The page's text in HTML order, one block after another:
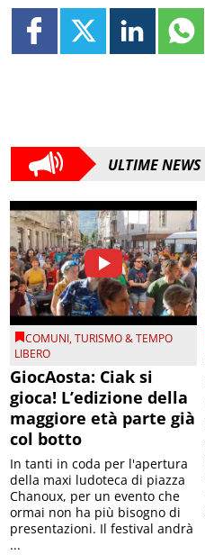
ULTIME NEWS
COMUNI,TURISMO & TEMPO
LIBERO
GiocAosta: Ciak si
gioca! L’edizione della
maggiore età parte già
col botto
In tanti in coda per l'apertura
della maxi ludoteca di piazza
Chanoux, per un evento che
ormai non ha più bisogno di
presentazioni. Il festival andrà
...